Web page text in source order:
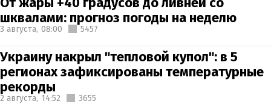
шквалами: прогноз погоды на неделю
3 августа, 08:00 5457
Украину накрыл "тепловой купол": в 5
регионах зафиксированы температурные
рекорды
2 августа, 14:52 3655